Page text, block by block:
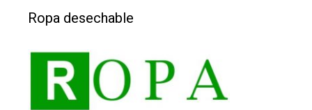
Ropa desechable